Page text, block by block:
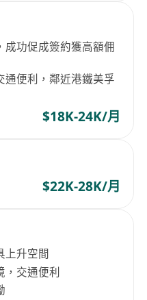
成功促成簽約獲高額佣
通便利，鄰近港鐵美孚
$18K-24K/月
$22K-28K/月
上升空間
，交通便利